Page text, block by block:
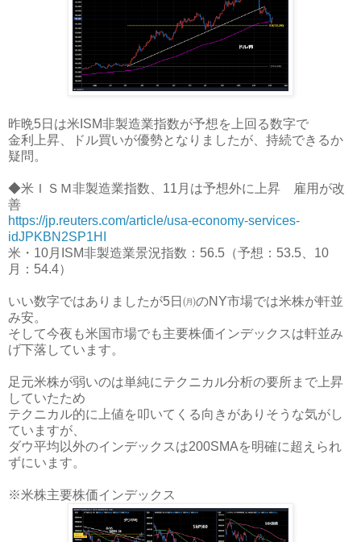
昨晩5日は米ISM非製造業指数が予想を上回る数字で
金利上昇、ドル買いが優勢となりましたが、持続できるか
疑問。
◆米ＩＳＭ非製造業指数、11月は予想外に上昇 雇用が改
善
https://jp.reuters.com/article/usa-economy-services-
idJPKBN2SP1HI
米・10月ISM非製造業景況指数：56.5（予想：53.5、10
月：54.4）
いい数字ではありましたが5日㈪のNY市場では米株が軒並
み安。
そして今夜も米国市場でも主要株価インデックスは軒並み
げ下落しています。
足元米株が弱いのは単純にテクニカル分析の要所まで上昇
していたため
テクニカル的に上値を叩いてくる向きがありそうな気がし
ていますが、
ダウ平均以外のインデックスは200SMAを明確に超えられ
ずにいます。
※米株主要株価インデックス